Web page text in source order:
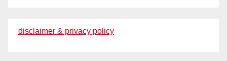
disclaimer & privacy policy